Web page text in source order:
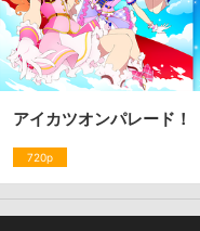
アイカツオンパレード！
720p